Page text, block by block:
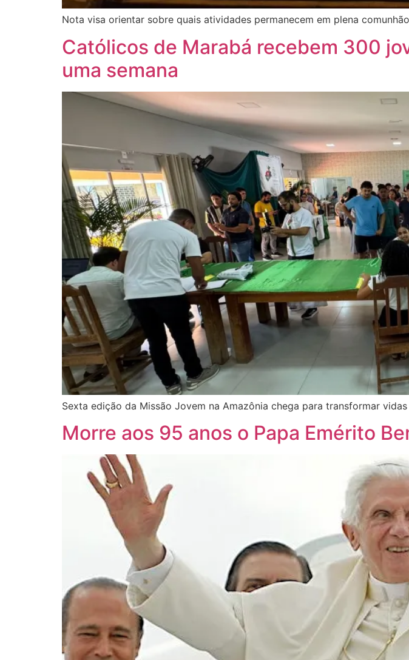
Nota visa orientar sobre quais atividades permanecem em plena
Católicos de Marabá recebem 300
uma semana
Sexta edição da Missão Jovem na Amazônia chega para transformar
Morre aos 95 anos o Papa Emérito